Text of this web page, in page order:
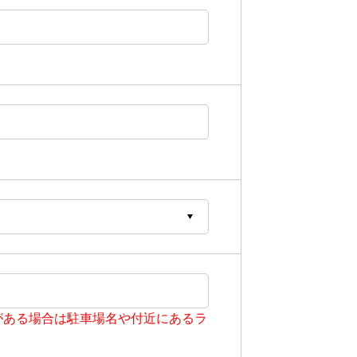
る場合は駐車場名や付近にあるラ